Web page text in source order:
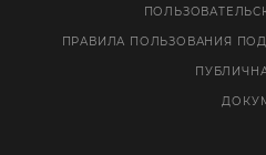
ПРАВИЛА ПОЛЬЗОВАНИЯ